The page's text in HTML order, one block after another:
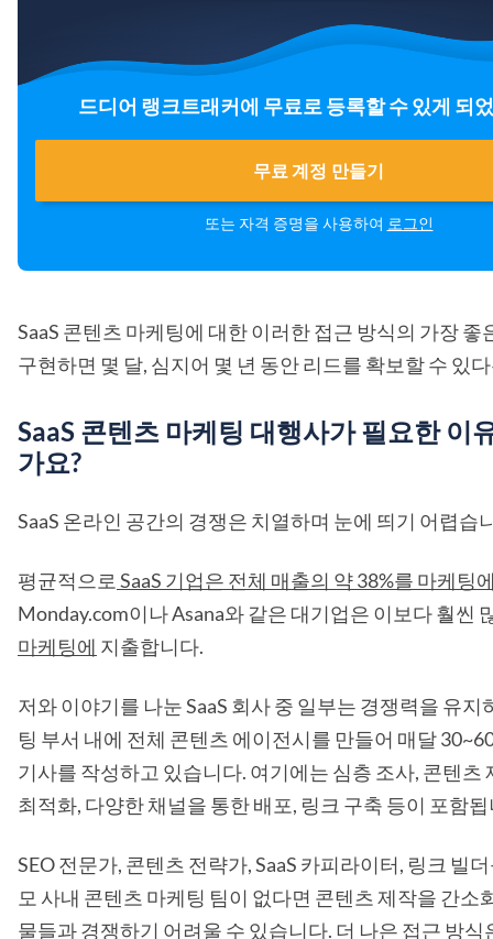
드디어 랭크트래커에 무료로 등록할 수 있게 되
무료 계정 만들기
또는 자격 증명을 사용하여 로그인
SaaS 콘텐츠 마케팅에 대한 이러한 접근 방식의 가장 좋
구현하면 몇 달, 심지어 몇 년 동안 리드를 확보할 수 있
SaaS 콘텐츠 마케팅 대행사가 필요한 이
가요?
SaaS 온라인 공간의 경쟁은 치열하며 눈에 띄기 어렵습
평균적으로 SaaS 기업은 전체 매출의 약 38%를 마케팅
Monday.com이나 Asana와 같은 대기업은 이보다 훨씬
마케팅에 지출합니다.
저와 이야기를 나눈 SaaS 회사 중 일부는 경쟁력을 유지
팅 부서 내에 전체 콘텐츠 에이전시를 만들어 매달
기사를 작성하고 있습니다. 여기에는 심층 조사, 콘텐츠
최적화, 다양한 채널을 통한 배포, 링크 구축 등이 포함
SEO 전문가, 콘텐츠 전략가, SaaS 카피라이터, 링크 빌
모 사내 콘텐츠 마케팅 팀이 없다면 콘텐츠 제작을 간소
물들과 경쟁하기 어려울 수 있습니다. 더 나은 접근 방식